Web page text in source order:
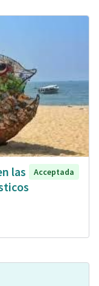
las
Acceptada